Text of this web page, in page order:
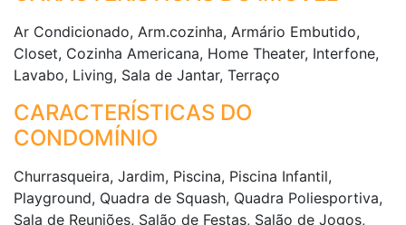
Ar Condicionado, Arm.cozinha, Armário Embutido,
Closet, Cozinha Americana, Home Theater, Interfone,
Lavabo, Living, Sala de Jantar, Terraço
CARACTERÍSTICAS DO
CONDOMÍNIO
Churrasqueira, Jardim, Piscina, Piscina Infantil,
Playground, Quadra de Squash, Quadra Poliesportiva,
Sala de Reuniões, Salão de Festas, Salão de Jogos,